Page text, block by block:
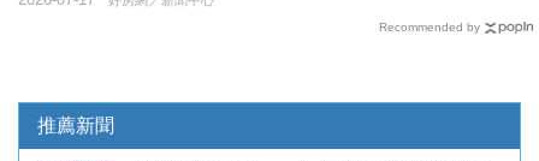
Recommended by
推薦新聞